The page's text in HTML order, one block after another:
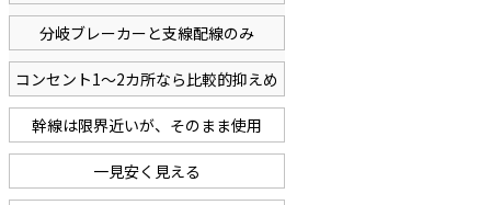
分岐ブレーカーと支線配線のみ
コンセント1〜2カ所なら比較的抑えめ
幹線は限界近いが、そのまま使用
一見安く見える